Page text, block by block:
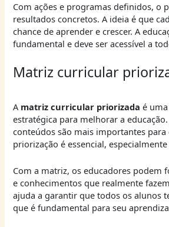
Com ações e programas definidos, o
resultados concretos. A ideia é que
chance de aprender e crescer. A
fundamental e deve ser acessível a
Matriz curricular
A matriz curricular priorizada é
estratégica para melhorar a
conteúdos são mais importantes para
priorização é essencial,
Com a matriz, os educadores podem
e conhecimentos que realmente
ajuda a garantir que todos os alunos
que é fundamental para seu